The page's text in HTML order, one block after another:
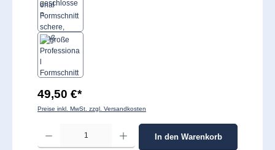
49,50 €*
Preise inkl. MwSt. zzgl. Versandkosten
Produkt Anzahl: Gib den gewünschten Wert ein oder benutze die Schaltflächen
In den Warenkorb